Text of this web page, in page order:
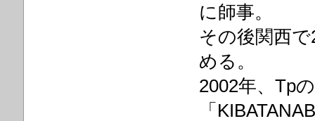
に師事。
その後関西
める。
2002年、Tp
「